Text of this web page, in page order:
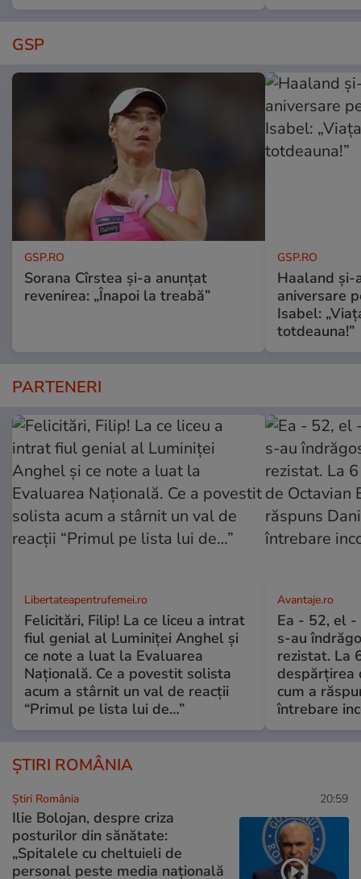
GSP
GSP.RO
Sorana Cîrstea și-a anunțat
revenirea: „Înapoi la treabă”
GSP.RO
Haaland
aniversare
Isabel:
totdeauna!”
PARTENERI
Libertateapentrufemei.ro
Felicitări, Filip! La ce liceu a intrat
fiul genial al Luminiței Anghel și
ce note a luat la Evaluarea
Națională. Ce a povestit solista
acum a stârnit un val de reacții
“Primul pe lista lui de…”
Avantaje.ro
Ea - 52, el -
s-au
rezistat. La
despărțirea
cum a
întrebare
ȘTIRI ROMÂNIA
Știri România 20:59
Ilie Bolojan, despre criza
posturilor din sănătate:
„Spitalele cu cheltuieli de
personal peste media națională